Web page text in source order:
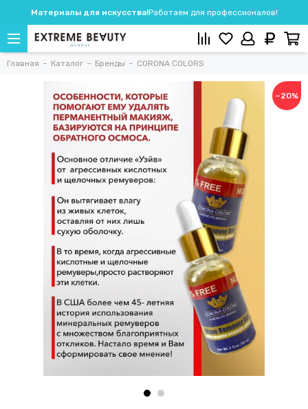
Материалы для искусства!Работаем для профессионалов!
Главная Каталог Бренды CORONA COLORS
−20%